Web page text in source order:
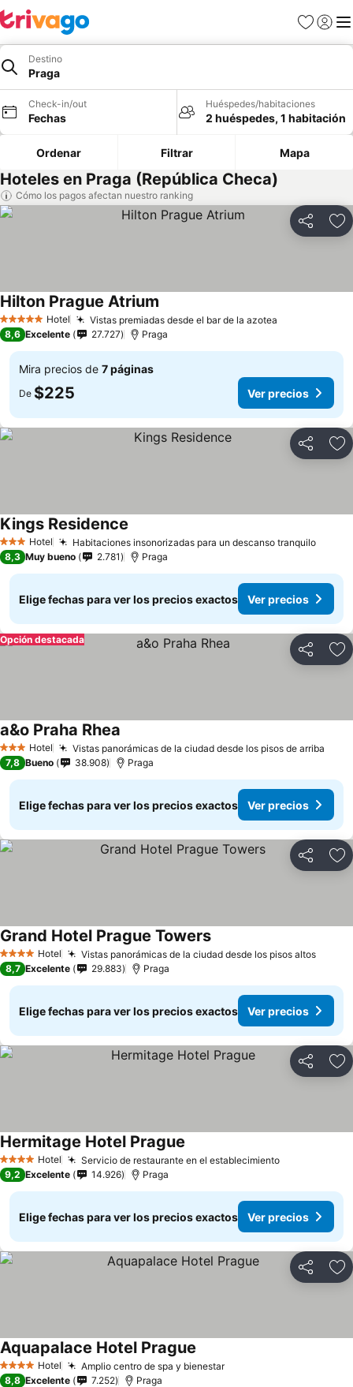
Favoritos
Iniciar
Destino
Praga
Check-in/out
Fechas
Huéspedes/habitaciones
2 huéspedes, 1 habitación
Ordenar Filtrar Mapa
Hoteles en Praga (República Checa)
Cómo los pagos afectan nuestro ranking
Compartir
5 Estrellas Hotel Vistas premiadas desde el bar de la azotea
Hilton Prague Atrium
8,6 Excelente 27.727 Praga
Mira precios de 7 páginas
De $225 Ver precios
Compartir
3 Estrellas
Hotel Habitaciones insonorizadas para un descanso tranquilo
Kings Residence
8,3 Muy bueno 2.781 Praga
Elige fechas para ver los precios exactos Ver precios
Compartir
Opción destacada
3 Estrellas
Hotel Vistas panorámicas de la ciudad desde los pisos de arriba
a&o Praha Rhea
7,8 Bueno 38.908 Praga
Elige fechas para ver los precios exactos Ver precios
Compartir
4 EstrellasHotel Vistas panorámicas de la ciudad desde los pisos altos
Grand Hotel Prague Towers
8,7 Excelente 29.883 Praga
Elige fechas para ver los precios exactos Ver precios
Compartir
4 EstrellasHotel Servicio de restaurante en el establecimiento
Hermitage Hotel Prague
9,2 Excelente 14.926 Praga
Elige fechas para ver los precios exactos Ver precios
Compartir
4 EstrellasHotel Amplio centro de spa y bienestar
Aquapalace Hotel Prague
8,8 Excelente 7.252 Praga